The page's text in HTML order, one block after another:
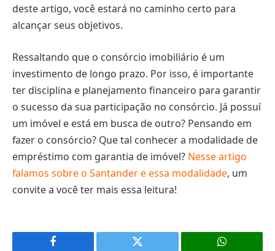
deste artigo, você estará no caminho certo para
alcançar seus objetivos.
Ressaltando que o consórcio imobiliário é um
investimento de longo prazo. Por isso, é importante
ter disciplina e planejamento financeiro para garantir
o sucesso da sua participação no consórcio. Já possuí
um imóvel e está em busca de outro? Pensando em
fazer o consórcio? Que tal conhecer a modalidade de
empréstimo com garantia de imóvel? Nesse artigo
falamos sobre o Santander e essa modalidade, um
convite a você ter mais essa leitura!